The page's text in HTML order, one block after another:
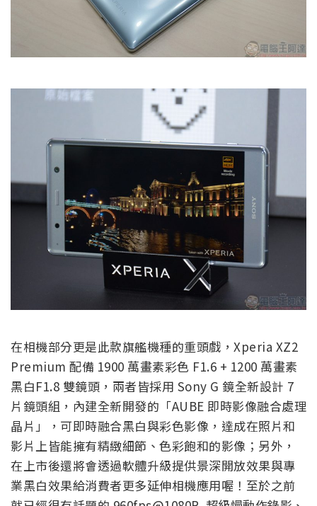
在相機部分更是此款旗艦機種的重頭戲，Xperia XZ2
Premium 配備 1900 萬畫素彩色 F1.6 + 1200 萬畫素
黑白F1.8 雙鏡頭，兩者皆採用 Sony G 鏡全新設計 7
片鏡頭組，內建全新開發的「AUBE 即時影像融合處理
晶片」，可即時融合黑白與彩色影像，達成在照片和
影片上皆能擁有精緻細節、色彩飽和的影像；另外，
在上市後還將會透過軟體升級提供景深開放效果與專
業黑白效果給消費者更多延伸相機應用喔！至於之前